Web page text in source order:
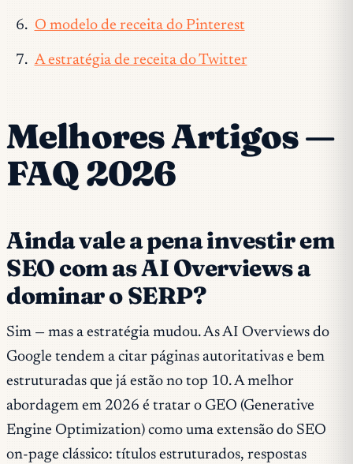
O modelo de receita do Pinterest
A estratégia de receita do Twitter
Melhores Artigos —
FAQ 2026
Ainda vale a pena investir em
SEO com as AI Overviews a
dominar o SERP?
Sim — mas a estratégia mudou. As AI Overviews do
Google tendem a citar páginas autoritativas e bem
estruturadas que já estão no top 10. A melhor
abordagem em 2026 é tratar o GEO (Generative
Engine Optimization) como uma extensão do SEO
on-page clássico: títulos estruturados, respostas